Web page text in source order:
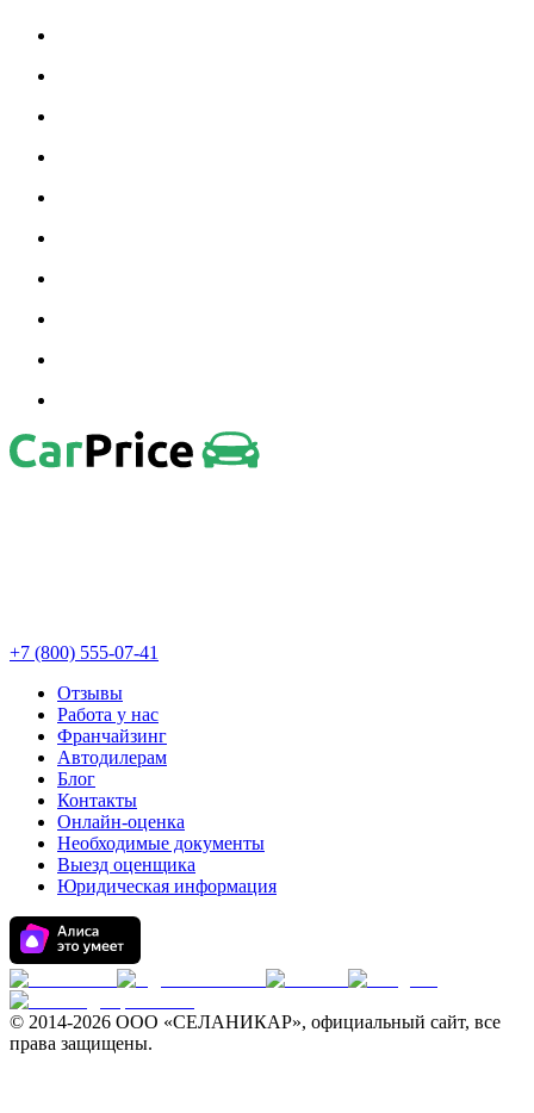
+7 (800) 555-07-41
Отзывы
Работа у нас
Франчайзинг
Автодилерам
Блог
Контакты
Онлайн-оценка
Необходимые документы
Выезд оценщика
Юридическая информация
© 2014-2026 ООО «СЕЛАНИКАР», официальный сайт, все
права защищены.